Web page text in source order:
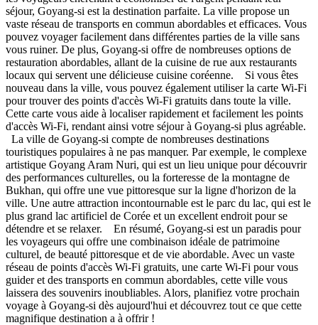
séjour, Goyang-si est la destination parfaite. La ville propose un
vaste réseau de transports en commun abordables et efficaces. Vous
pouvez voyager facilement dans différentes parties de la ville sans
vous ruiner. De plus, Goyang-si offre de nombreuses options de
restauration abordables, allant de la cuisine de rue aux restaurants
locaux qui servent une délicieuse cuisine coréenne. Si vous êtes
nouveau dans la ville, vous pouvez également utiliser la carte Wi-Fi
pour trouver des points d'accès Wi-Fi gratuits dans toute la ville.
Cette carte vous aide à localiser rapidement et facilement les points
d'accès Wi-Fi, rendant ainsi votre séjour à Goyang-si plus agréable.
La ville de Goyang-si compte de nombreuses destinations
touristiques populaires à ne pas manquer. Par exemple, le complexe
artistique Goyang Aram Nuri, qui est un lieu unique pour découvrir
des performances culturelles, ou la forteresse de la montagne de
Bukhan, qui offre une vue pittoresque sur la ligne d'horizon de la
ville. Une autre attraction incontournable est le parc du lac, qui est le
plus grand lac artificiel de Corée et un excellent endroit pour se
détendre et se relaxer. En résumé, Goyang-si est un paradis pour
les voyageurs qui offre une combinaison idéale de patrimoine
culturel, de beauté pittoresque et de vie abordable. Avec un vaste
réseau de points d'accès Wi-Fi gratuits, une carte Wi-Fi pour vous
guider et des transports en commun abordables, cette ville vous
laissera des souvenirs inoubliables. Alors, planifiez votre prochain
voyage à Goyang-si dès aujourd'hui et découvrez tout ce que cette
magnifique destination a à offrir !